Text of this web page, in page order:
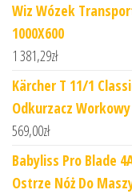
Wiz Wózek
1000X600
1 381,29zł
Kärcher T 11/1
Odkurzacz Workowy
569,00zł
Babyliss Pro Blade
Ostrze Nóż Do